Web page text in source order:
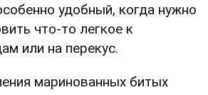
удобный, когда нужно
что-то легкое к
или на перекус.
маринованных битых